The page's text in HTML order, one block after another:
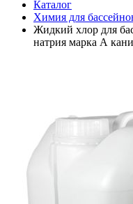
Каталог
Химия для
Жидкий хлор для
натрия марка А